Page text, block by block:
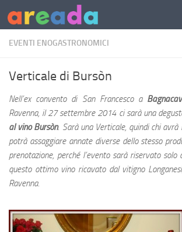
Sotto il contenuto
EVENTI ENOGASTRONOMICI
Verticale di Bursòn
Nell’ex convento di San Francesco a
Ravenna, il 27 settembre 2014 ci sarà una
al vino Bursòn. Sarà una Verticale, quindi chi avrà
potrà assaggiare annate diverse dello stesso
prenotazione, perché l’evento sarà riservato
questo ottimo vino ricavato dal vitigno
Ravenna.